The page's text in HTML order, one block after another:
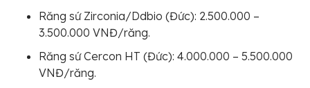
Răng sứ Zirconia/Ddbio (Đức): 2.500.000 –
3.500.000 VNĐ/răng.
Răng sứ Cercon HT (Đức): 4.000.000 – 5.500.000
VNĐ/răng.